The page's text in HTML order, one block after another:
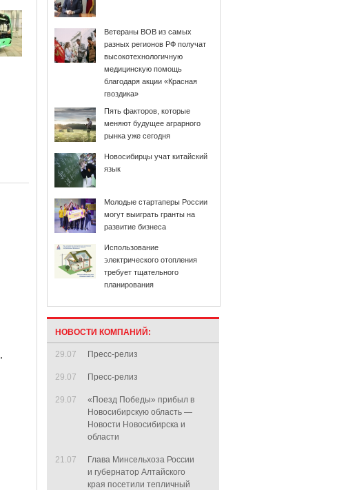
Ветераны ВОВ из самых
разных регионов РФ получат
высокотехнологичную
медицинскую помощь
благодаря акции «Красная
гвоздика»
Пять факторов, которые
меняют будущее аграрного
рынка уже сегодня
Новосибирцы учат китайский
язык
Молодые стартаперы России
могут выиграть гранты на
развитие бизнеса
Использование
электрического отопления
требует тщательного
планирования
НОВОСТИ КОМПАНИЙ:
29.07 Пресс-релиз
29.07 Пресс-релиз
29.07
«Поезд Победы» прибыл в
Новосибирскую область —
Новости Новосибирска и
области
21.07
Глава Минсельхоза России
и губернатор Алтайского
края посетили тепличный